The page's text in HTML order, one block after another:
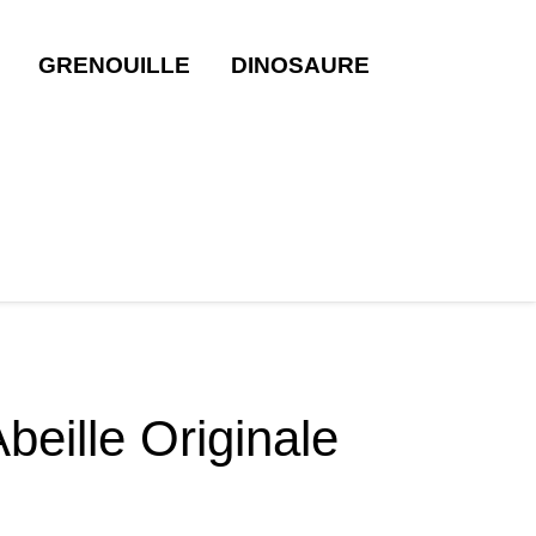
GRENOUILLE DINOSAURE
Originale